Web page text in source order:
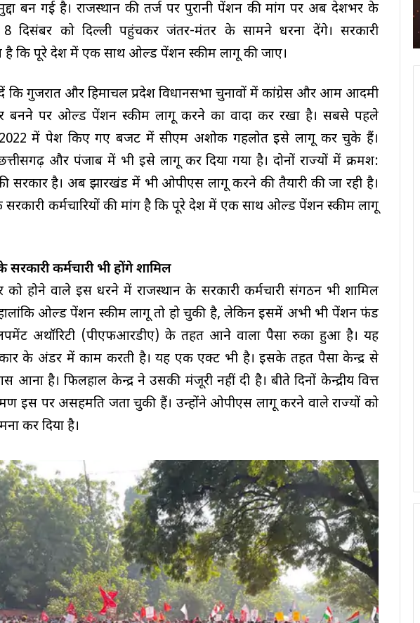
बन गई है। राजस्थान की तर्ज पर पुरानी पेंशन की मांग पर अब देशभर के
8 दिसंबर को दिल्ली पहुंचकर जंतर-मंतर के सामने धरना देंगे। सरकारी
है कि पूरे देश में एक साथ ओल्ड पेंशन स्कीम लागू की जाए।
कि गुजरात और हिमाचल प्रदेश विधानसभा चुनावों में कांग्रेस और आम आदमी
बनने पर ओल्ड पेंशन स्कीम लागू करने का वादा कर रखा है। सबसे पहले
2022 में पेश किए गए बजट में सीएम अशोक गहलोत इसे लागू कर चुके हैं।
और पंजाब में भी इसे लागू कर दिया गया है। दोनों राज्यों में क्रमश:
है। अब झारखंड में भी ओपीएस लागू करने की तैयारी की जा रही है।
सरकारी कर्मचारियों की मांग है कि पूरे देश में एक साथ ओल्ड पेंशन स्कीम लागू
कर्मचारी भी होंगे शामिल
को होने वाले इस धरने में राजस्थान के सरकारी कर्मचारी संगठन भी शामिल
हालांकि ओल्ड पेंशन स्कीम लागू तो हो चुकी है, लेकिन इसमें अभी भी पेंशन फंड
अथॉरिटी (पीएफआरडीए) के तहत आने वाला पैसा रुका हुआ है। यह
के अंडर में काम करती है। यह एक एक्ट भी है। इसके तहत पैसा केन्द्र से
आना है। फिलहाल केन्द्र ने उसकी मंजूरी नहीं दी है। बीते दिनों केन्द्रीय वित्त
इस पर असहमति जता चुकी हैं। उन्होंने ओपीएस लागू करने वाले राज्यों को
कर दिया है।